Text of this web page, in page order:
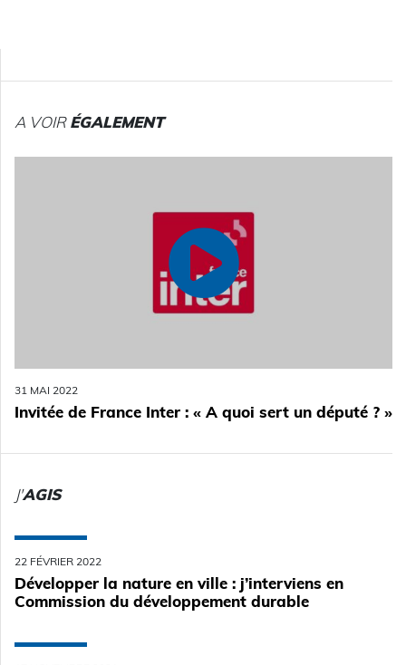
A VOIRÉGALEMENT
31 MAI 2022
Invitée de France Inter : « A quoi sert un député ? »
J'AGIS
22 FÉVRIER 2022
Développer la nature en ville : j’interviens en
Commission du développement durable